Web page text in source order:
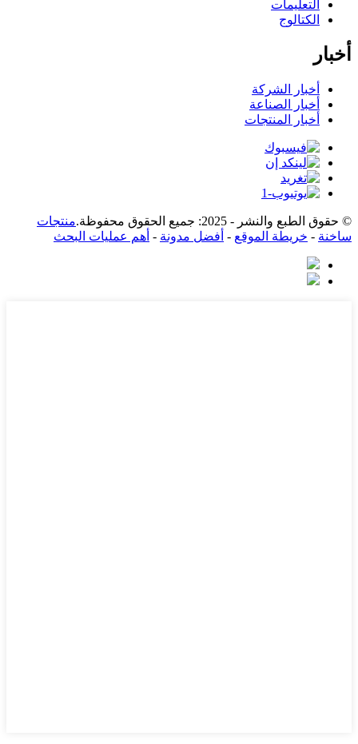
التعليمات
الكتالوج
أخبار
أخبار الشركة
أخبار الصناعة
أخبار المنتجات
© حقوق الطبع والنشر - 2025: جميع الحقوق محفوظة.
منتجات
ساخنة - خريطة الموقع - أفضل مدونة - أهم عمليات البحث